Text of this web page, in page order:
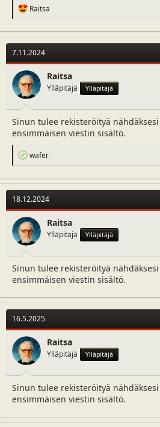
R
e
c
t
i
o
n
s
:
Raitsa
7.11.2024
Raitsa
Ylläpitäjä Ylläpitäjä
Sinun tulee rekisteröityä
ensimmäisen viestin sisältö.
R
e
c
t
i
o
n
s
:
wafer
18.12.2024
Raitsa
Ylläpitäjä Ylläpitäjä
Sinun tulee rekisteröityä
ensimmäisen viestin sisältö.
16.5.2025
Raitsa
Ylläpitäjä Ylläpitäjä
Sinun tulee rekisteröityä
ensimmäisen viestin sisältö.